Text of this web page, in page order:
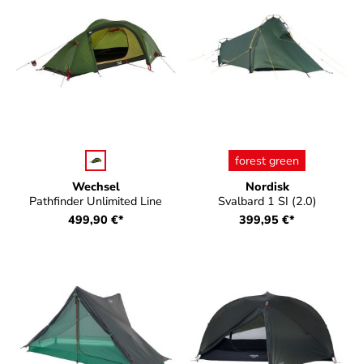
Wechsel
Pathfinder Unlimited Line
auswählen
499,90 €*
Nordisk
Svalbard 1 SI (2.0)
Farbeauswählen
forest green
399,95 €*